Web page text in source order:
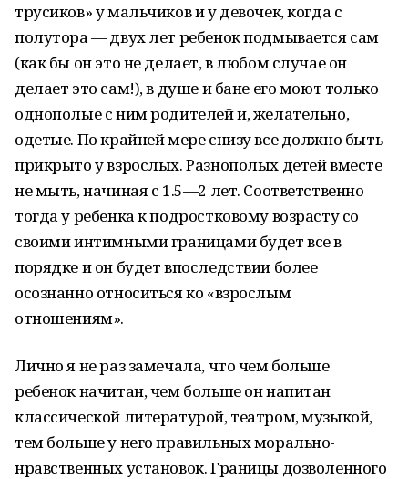
трусиков» у мальчиков и у девочек, когда с
полутора — двух лет ребенок подмывается сам
(как бы он это не делает, в любом случае он
делает это сам!), в душе и бане его моют только
однополые с ним родителей и, желательно,
одетые. По крайней мере снизу все должно быть
прикрыто у взрослых. Разнополых детей вместе
не мыть, начиная с 1.5—2 лет. Соответственно
тогда у ребенка к подростковому возрасту со
своими интимными границами будет все в
порядке и он будет впоследствии более
осознанно относиться ко «взрослым
отношениям».
Лично я не раз замечала, что чем больше
ребенок начитан, чем больше он напитан
классической литературой, театром, музыкой,
тем больше у него правильных морально-
нравственных установок. Границы дозволенного